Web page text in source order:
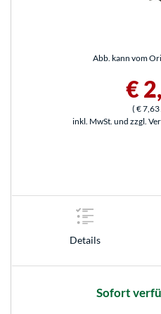
Abb. kann vom
€
( € 7,63
inkl. MwSt. und zzgl.
Details
Sofort